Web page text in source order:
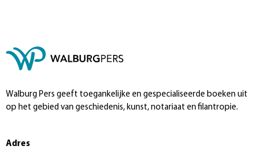
Walburg Pers geeft toegankelijke en gespecialiseerde boeken uit
op het gebied van geschiedenis, kunst, notariaat en filantropie.
Adres